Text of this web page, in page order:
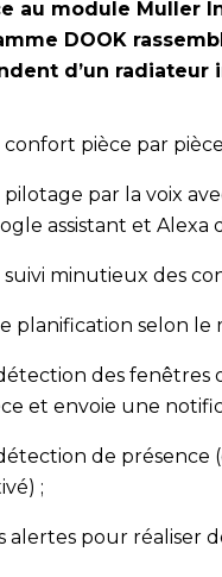
au module Muller
DOOK
d’un radiateur
pièce par
par la voix
assistant et Alexa
minutieux des
planification selon le
des fenêtres
et envoie une
de présence
;
alertes pour réaliser